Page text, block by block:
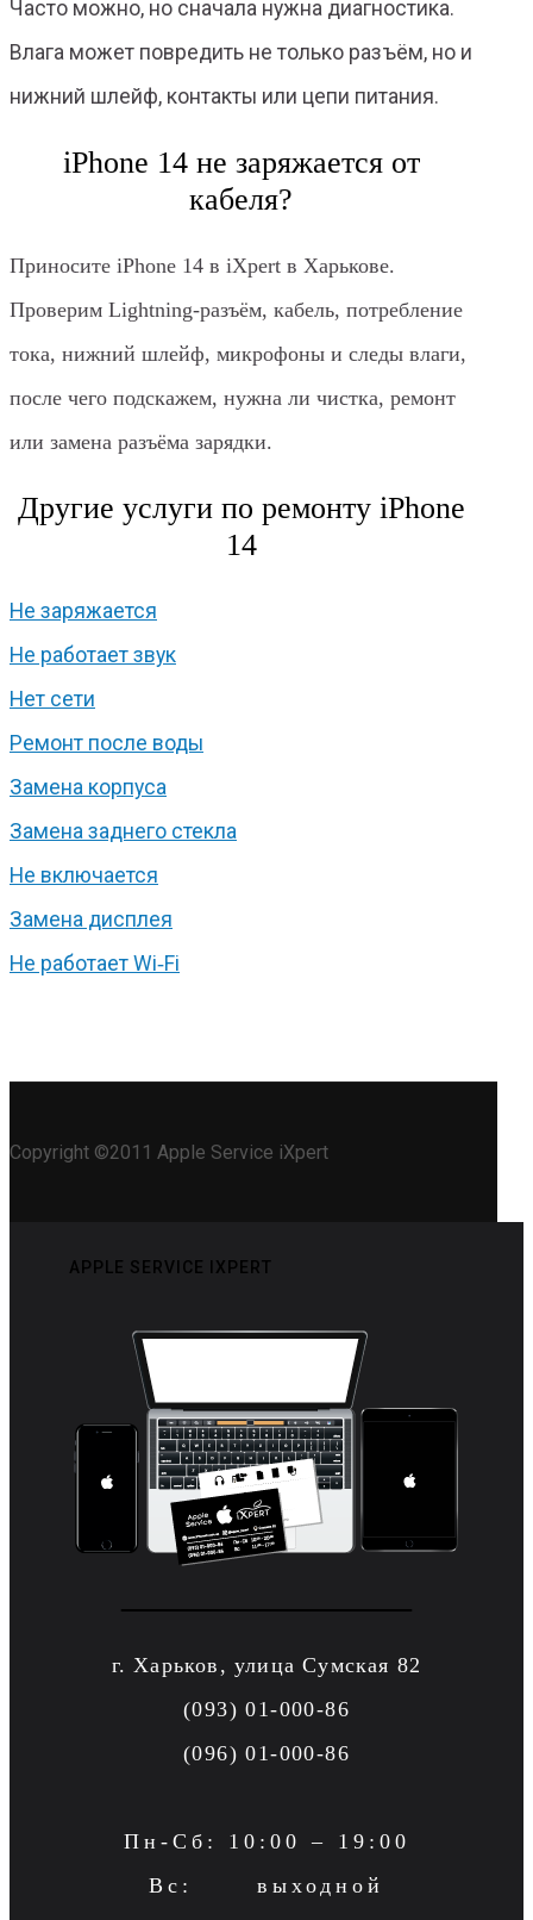
Часто можно, но сначала нужна диагностика.
Влага может повредить не только разъём, но и
нижний шлейф, контакты или цепи питания.
iPhone 14 не заряжается от
кабеля?
Приносите iPhone 14 в iXpert в Харькове.
Проверим Lightning-разъём, кабель, потребление
тока, нижний шлейф, микрофоны и следы влаги,
после чего подскажем, нужна ли чистка, ремонт
или замена разъёма зарядки.
Другие услуги по ремонту iPhone
14
Не заряжается
Не работает звук
Нет сети
Ремонт после воды
Замена корпуса
Замена заднего стекла
Не включается
Замена дисплея
Не работает Wi‑Fi
Copyright ©2011 Apple Service iXpert
APPLE SERVICE IXPERT
г. Харьков, улица Сумская 82
(093) 01-000-86
(096) 01-000-86
Пн-Сб: 10:00 – 19:00
Вс: выходной